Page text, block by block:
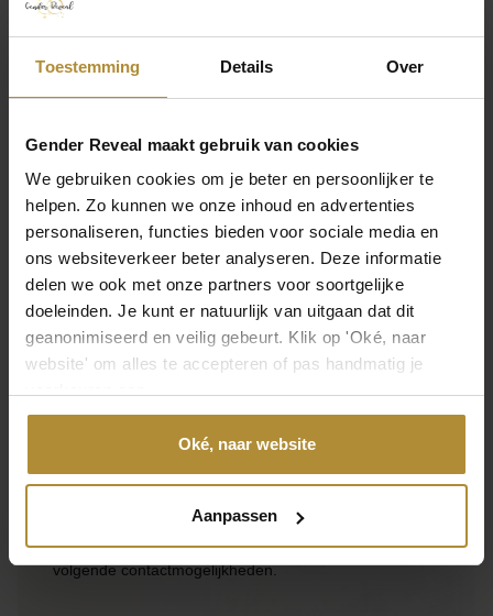
Toestemming Details Over
Gender Reveal maakt gebruik van cookies
We gebruiken cookies om je beter en persoonlijker te
helpen. Zo kunnen we onze inhoud en advertenties
personaliseren, functies bieden voor sociale media en
ons websiteverkeer beter analyseren. Deze informatie
delen we ook met onze partners voor soortgelijke
doeleinden. Je kunt er natuurlijk van uitgaan dat dit
geanonimiseerd en veilig gebeurt. Klik op 'Oké, naar
website' om alles te accepteren of pas handmatig je
Oké, naar website
Aanpassen
Gewicht
Afmetingen
Product
Collectie
Hello Baby
45 cm ( opgeblazen )
Materiaal
Inhoud
Toon meer
Laat je mening achter
Neem direct contact op
Bezoek deklantenservicepaginaof bereik ons via de
volgende contactmogelijkheden.